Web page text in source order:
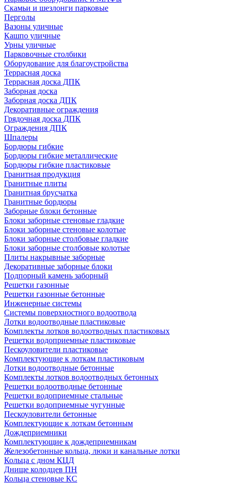
Скамьи и шезлонги парковые
Перголы
Вазоны уличные
Кашпо уличные
Урны уличные
Парковочные столбики
Оборудование для благоустройства
Террасная доска
Террасная доска ДПК
Заборная доска
Заборная доска ДПК
Декоративные ограждения
Грядочная доска ДПК
Ограждения ДПК
Шпалеры
Бордюры гибкие
Бордюры гибкие металлические
Бордюры гибкие пластиковые
Гранитная продукция
Гранитные плиты
Гранитная брусчатка
Гранитные бордюры
Заборные блоки бетонные
Блоки заборные стеновые гладкие
Блоки заборные стеновые колотые
Блоки заборные столбовые гладкие
Блоки заборные столбовые колотые
Плиты накрывные заборные
Декоративные заборные блоки
Подпорный камень заборный
Решетки газонные
Решетки газонные бетонные
Инженерные системы
Системы поверхностного водоотвода
Лотки водоотводные пластиковые
Комплекты лотков водоотводных пластиковых
Решетки водоприемные пластиковые
Пескоуловители пластиковые
Комплектующие к лоткам пластиковым
Лотки водоотводные бетонные
Комплекты лотков водоотводных бетонных
Решетки водоотводные бетонные
Решетки водоприемные стальные
Решетки водоприемные чугунные
Пескоуловители бетонные
Комплектующие к лоткам бетонным
Дождеприемники
Комплектующие к дождеприемникам
Железобетонные кольца, люки и канальные лотки
Кольца с дном КЦД
Днище колодцев ПН
Кольца стеновые КС